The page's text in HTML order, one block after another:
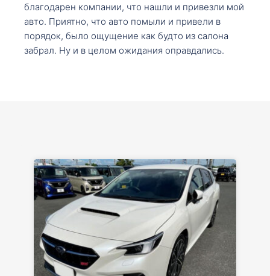
благодарен компании, что нашли и привезли мой
авто. Приятно, что авто помыли и привели в
порядок, было ощущение как будто из салона
забрал. Ну и в целом ожидания оправдались.